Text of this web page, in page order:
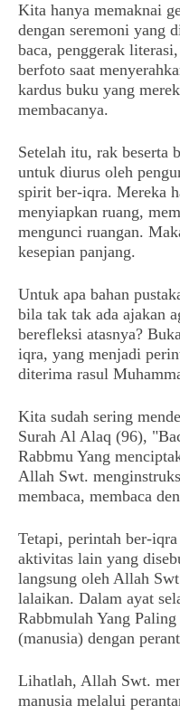
Kita hanya memaknai
dengan seremoni yang
baca, penggerak
berfoto saat
kardus buku yang
membacanya.
Setelah itu, rak beserta
untuk diurus oleh
spirit ber-iqra. Mereka
menyiapkan ruang,
mengunci ruangan.
kesepian panjang.
Untuk apa bahan
bila tak tak ada ajakan
berefleksi atasnya?
iqra, yang menjadi
diterima rasul
Kita sudah sering
Surah Al Alaq (96),
Rabbmu Yang
Allah Swt.
membaca, membaca
Tetapi, perintah ber-
aktivitas lain yang
langsung oleh Allah
lalaikan. Dalam ayat
Rabbmulah Yang
(manusia) dengan
Lihatlah, Allah Swt.
manusia melalui